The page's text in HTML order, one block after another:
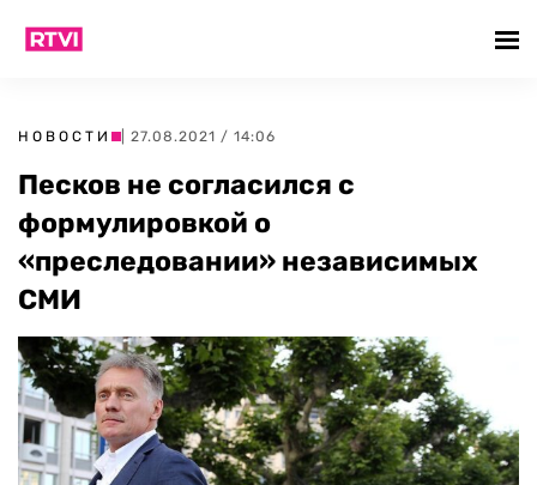
НОВОСТИ | 27.08.2021 / 14:06
Песков не согласился с
формулировкой о
«преследовании» независимых
СМИ